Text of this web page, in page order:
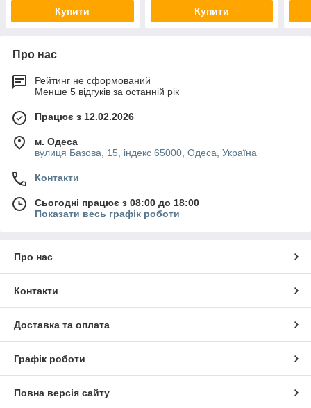
Купити Купити
Про нас
Рейтинг не сформований
Менше 5 відгуків за останній рік
Працює з 12.02.2026
м. Одеса
вулиця Базова, 15, індекс 65000, Одеса, Україна
Контакти
Сьогодні працює з 08:00 до 18:00
Показати весь графік роботи
Про нас
Контакти
Доставка та оплата
Графік роботи
Повна версія сайту